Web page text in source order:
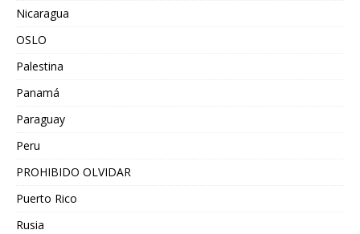
Nicaragua
OSLO
Palestina
Panamá
Paraguay
Peru
PROHIBIDO OLVIDAR
Puerto Rico
Rusia